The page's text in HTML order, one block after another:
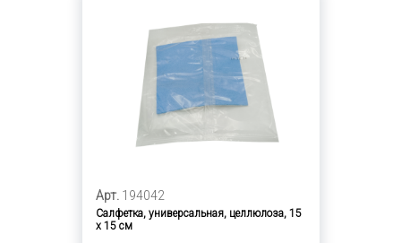
Арт. 194042
Салфетка, универсальная, целлюлоза, 15
х 15 см